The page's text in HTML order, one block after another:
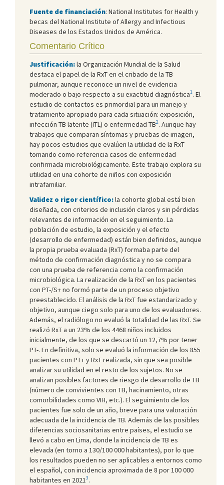
Fuente de financiación: National Institutes for Health y
becas del National Institute of Allergy and Infectious
Diseases de los Estados Unidos de América.
Comentario Crítico
Justificación:la Organización Mundial de la Salud
destaca el papel de la RxT en el cribado de la TB
pulmonar, aunque reconoce un nivel de evidencia
moderado o bajo respecto a su exactitud diagnóstica1. El
estudio de contactos es primordial para un manejo y
tratamiento apropiado para cada situación: exposición,
infección TB latente (ITL) o enfermedad TB2. Aunque hay
trabajos que comparan síntomas y pruebas de imagen,
hay pocos estudios que evalúen la utilidad de la RxT
tomando como referencia casos de enfermedad
confirmada microbiológicamente. Este trabajo explora su
utilidad en una cohorte de niños con exposición
intrafamiliar.
Validez o rigor científico:la cohorte global está bien
diseñada, con criterios de inclusión claros y sin pérdidas
relevantes de información en el seguimiento. La
población de estudio, la exposición y el efecto
(desarrollo de enfermedad) están bien definidos, aunque
la propia prueba evaluada (RxT) formaba parte del
método de confirmación diagnóstica y no se compara
con una prueba de referencia como la confirmación
microbiológica. La realización de la RxT en los pacientes
con PT-/S+ no formó parte de un proceso objetivo
preestablecido. El análisis de la RxT fue estandarizado y
objetivo, aunque ciego solo para uno de los evaluadores.
Además, el radiólogo no evaluó la totalidad de las RxT. Se
realizó RxT a un 23% de los 4468 niños incluidos
inicialmente, de los que se descartó un 12,7% por tener
PT-. En definitiva, solo se evaluó la información de los 855
pacientes con PT+ y RxT realizada, sin que sea posible
analizar su utilidad en el resto de los sujetos. No se
analizan posibles factores de riesgo de desarrollo de TB
(número de convivientes con TB, hacinamiento, otras
comorbilidades como VIH, etc.). El seguimiento de los
pacientes fue solo de un año, breve para una valoración
adecuada de la incidencia de TB. Además de las posibles
diferencias sociosanitarias entre países, el estudio se
llevó a cabo en Lima, donde la incidencia de TB es
elevada (en torno a 130/100 000 habitantes), por lo que
los resultados pueden no ser aplicables a entornos como
el español, con incidencia aproximada de 8 por 100 000
habitantes en 2021 3.